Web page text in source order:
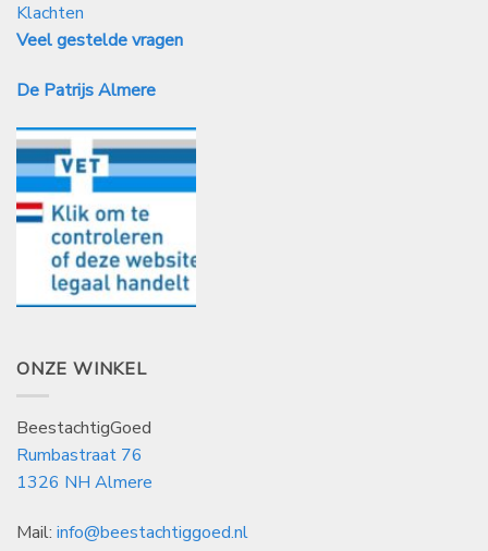
Klachten
Veel gestelde vragen
De Patrijs Almere
ONZE WINKEL
BeestachtigGoed
Rumbastraat 76
1326 NH Almere
Mail: info@beestachtiggoed.nl